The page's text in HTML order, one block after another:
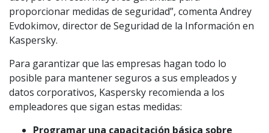
proporcionar medidas de seguridad”, comenta Andrey
Evdokimov, director de Seguridad de la Información en
Kaspersky.
Para garantizar que las empresas hagan todo lo
posible para mantener seguros a sus empleados y
datos corporativos, Kaspersky recomienda a los
empleadores que sigan estas medidas:
Programar una capacitación básica sobre